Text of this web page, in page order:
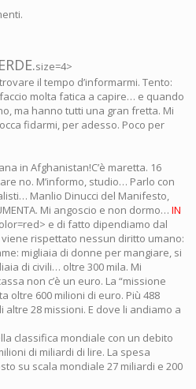
size=4>
il tempo d’informarmi. Tento:
molta fatica a capire… e quando
ma hanno tutti una gran fretta. Mi
fidarmi, per adesso. Poco per
in Afghanistan!C’è maretta. 16
no. M’informo, studio… Parlo con
Manlio Dinucci del Manifesto,
Mi angoscio e non dormo… IN
e di fatto dipendiamo dal
rispettato nessun diritto umano:
migliaia di donne per mangiare, si
di civili… oltre 300 mila. Mi
non c’è un euro. La “missione
oltre 600 milioni di euro. Più 488
28 missioni. E dove li andiamo a
classifica mondiale con un debito
di miliardi di lire. La spesa
su scala mondiale 27 miliardi e 200